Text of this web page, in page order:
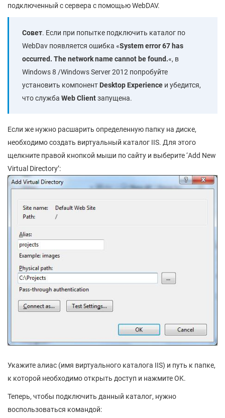
подключенный с сервера с помощью WebDAV.
Совет. Если при попытке подключить каталог по
WebDav появляется ошибка «System error 67 has
occurred. The network name cannot be found.«, в
Windows 8 /Windows Server 2012 попробуйте
установить компонент Desktop Experience и убедится,
что служба Web Clientзапущена.
Если же нужно расшарить определенную папку на диске,
необходимо создать виртуальный каталог IIS. Для этого
щелкните правой кнопкой мыши по сайту и выберите ‘Add New
Virtual Directory’:
Укажите алиас (имя виртуального каталога IIS) и путь к папке,
к которой необходимо открыть доступ и нажмите OK.
Теперь, чтобы подключить данный каталог, нужно
воспользоваться командой: